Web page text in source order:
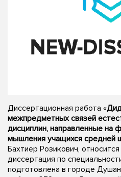
Диссертационная работа «
межпредметных связей
дисциплин, направленные на
мышления учащихся средней
Бахтиер Розикович,
диссертация по
подготовлена в городе